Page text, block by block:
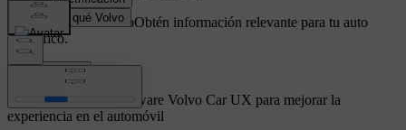
Soporte personalizadoObtén información relevante para tu auto
específico.
Iniciar sesión
Nueva versión del software Volvo Car UX para mejorar la
experiencia en el automóvil